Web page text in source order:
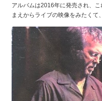
アルバムは2016年に発売され、こ
まえからライブの映像をみたくて